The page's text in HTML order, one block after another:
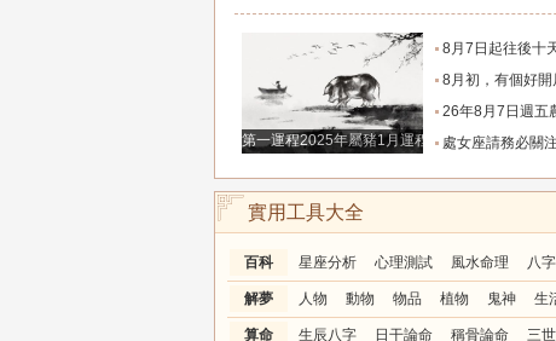
第一運程2025年屬豬1月運程解析
8月7日起往後十天，這幾大生肖財神安穩落座，聚財納福家
8月初，有個好開局，事業賺錢多，升職快，福氣指數高的4
26年8月7日週五農歷六月廿五十二生肖運勢及注
處女座請務必關注！明天別再自我委屈，趕走爛桃花和
實用工具大全
百科 星座分析 心理測試 風水命理 八
解夢 人物 動物 物品 植物 鬼神 生
算命 生辰八字 日干論命 稱骨論命 三